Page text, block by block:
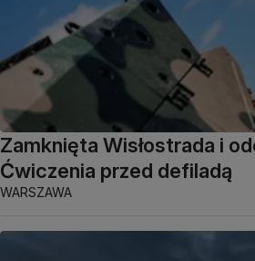
Zamknięta Wisłostrada i
Ćwiczenia przed defiladą
WARSZAWA